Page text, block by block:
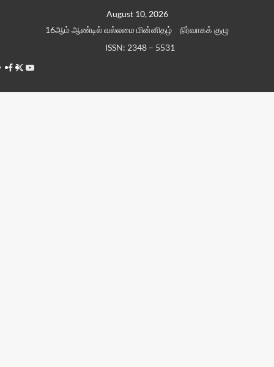
August 10, 2026
16ஆம் ஆண்டில் வல்லமை மின்னிதழ்
நிர்வாகக் குழு
ISSN: 2348 – 5531
Facebook
TwitterYoutube